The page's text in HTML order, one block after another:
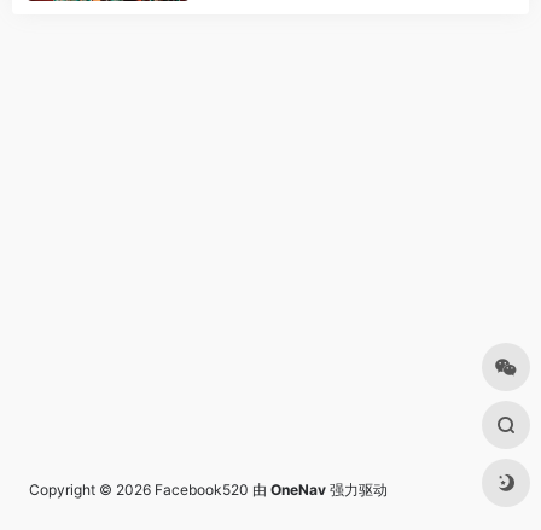
Copyright © 2026 Facebook520 由 OneNav 强力驱动